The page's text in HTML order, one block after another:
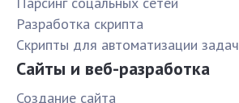
Разработка скрипта
Скрипты для автоматизации задач
Сайты и веб-разработка
Создание сайта